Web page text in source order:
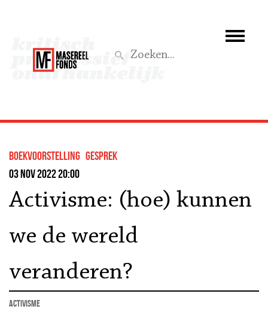
Wat we doen
Aktief
boekvoorstelling gesprek
03 nov 2022 20:00
Activisme: (hoe) kunnen
we de wereld
veranderen?
activisme